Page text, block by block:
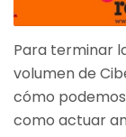
Para terminar
volumen de
cómo
como actuar